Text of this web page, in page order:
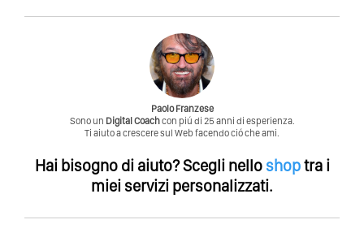
Paolo Franzese
Sono un Digital Coachcon piú di 25 anni di esperienza.
Ti aiuto a crescere sul Web facendo ció che ami.
Hai bisogno di aiuto?Scegli nello shoptra i
miei servizi personalizzati.